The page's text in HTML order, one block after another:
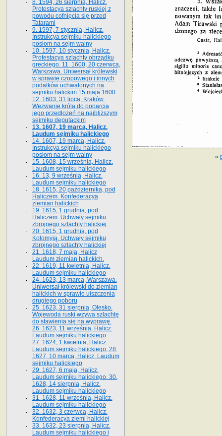
«
8. 1594, 26 sierpnia, Halicz.
Protestacya szlachty ruskiej z
powodu cofnięcia się przed
Tatarami
9. 1597, 7 stycznia, Halicz.
Instrukcya sejmiku halickiego
posłom na sejm walny
10. 1597, 10 stycznia, Halicz.
Protestacya szlachty obrządku
greckiego. 11. 1600, 20 czerwca,
Warszawa. Uniwersał królewski
w sprawie czopowego i innych
podatków uchwalonych na
sejmiku halickim 15 maja 1600
12. 1603, 31 lipca, Kraków.
Wezwanie króla do poparcia
jego przedłożeń na najbliższym
sejmiku deputackim
13. 1607, 19 marca, Halicz.
Laudum sejmiku halickiego
14. 1607, 19 marca, Halicz.
Instrukcya sejmiku halickiego
posłom na sejm walny
15. 1608, 15 września, Halicz.
Laudum sejmiku halickiego
16. 13, 9 września, Halicz.
Laudum sejmiku halickiego
18. 1615, 20 października, pod
Haliczem. Konfederacya
ziemian halickich
19. 1615, 1 grudnia, pod
Haliczem. Uchwały sejmiku
zbrojnego szlachty halickiej
20. 1615, 1 grudnia, pod
Kołomyją. Uchwały sejmiku
zbrojnego szlachty halickiej
21. 1618, 7 maja, Halicz
Laudum ziemian halickich.
22. 1619, 11 kwietnia, Halicz.
Laudum sejmiku halickiego
24. 1623, 13 marca, Warszawa.
Uniwersał królewski do ziemian
halickich w sprawie uiszczenia
drugiego poboru
25. 1623, 31 sierpnia, Olesko.
Wojewoda ruski wzywa szlachtę
do stawienia się na wyprawę.
26. 1623, 11 września, Halicz.
Laudum sejmiku halickiego
27. 1624, 1 kwietnia, Halicz.
Laudum sejmiku halickiego. 28.
1627, 10 marca, Halicz. Laudum
sejmiku halickiego
29. 1627, 6 maja, Halicz.
Laudum sejmiku halickiego. 30.
1628, 14 sierpnia, Halicz.
Laudum sejmiku halickiego
31. 1628, 11 września, Halicz.
Laudum sejmiku halickiego
32. 1632, 3 czerwca, Halicz.
Konfederacya ziemi halickiej
33. 1632, 23 sierpnia, Halicz.
Laudum sejmiku halickiego i